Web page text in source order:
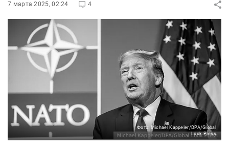
7 марта 2025, 02:24 4
Фото: Michael Kappeler/DPA/Global
Look Press